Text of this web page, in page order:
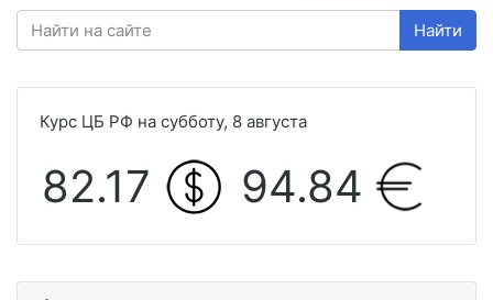
Найти
Курс ЦБ РФ на субботу, 8 августа
82.17 94.84